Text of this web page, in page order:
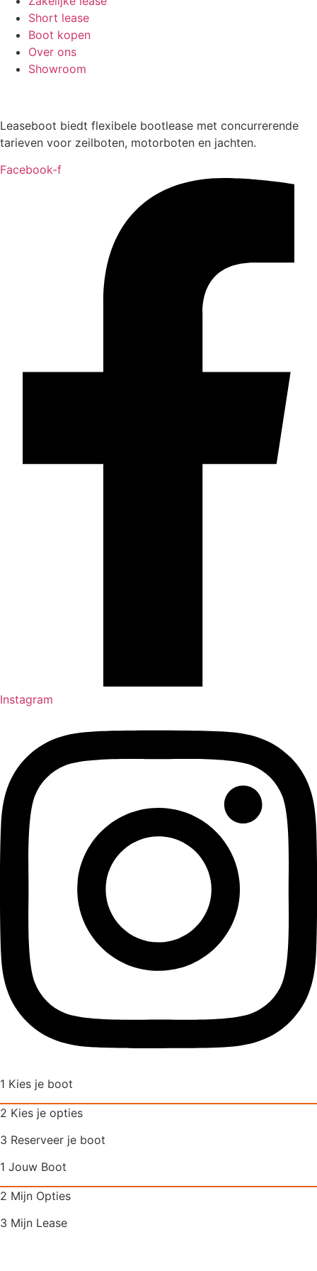
Short lease
Boot kopen
Over ons
Showroom
Leaseboot biedt flexibele bootlease met concurrerende
tarieven voor zeilboten, motorboten en jachten.
Facebook-f
Instagram
1 Kies je boot
2 Kies je opties
3 Reserveer je boot
1 Jouw Boot
2 Mijn Opties
3 Mijn Lease